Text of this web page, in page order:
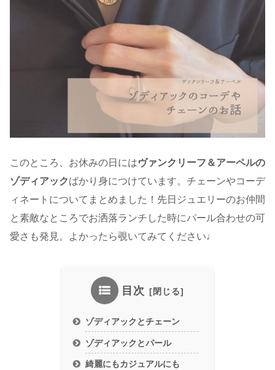
このところ、お休みの日にはヴァンクリーフ＆アーペルの
ゾディアックばかり身につけています。チェーンやコーデ
ィネートについてまとめました！先日ジュエリーのお仲間
と素敵なところでお洒落ランチした時にパール合わせの可
愛さも発見。よかったら覗いてみてください♩
目次
ゾディアックとチェーン
ゾディアックとパール
綺麗にもカジュアルにも